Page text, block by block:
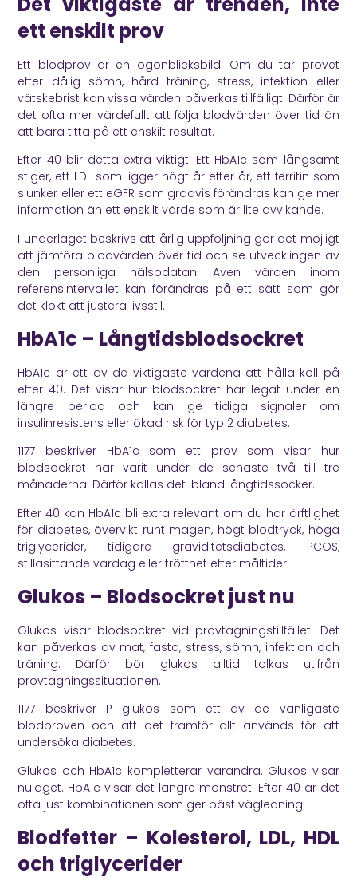
ett enskilt prov
Ett blodprov är en ögonblicksbild. Om du tar provet
efter dålig sömn, hård träning, stress, infektion eller
vätskebrist kan vissa värden påverkas tillfälligt. Därför är
det ofta mer värdefullt att följa blodvärden över tid än
att bara titta på ett enskilt resultat.
Efter 40 blir detta extra viktigt. Ett HbA1c som långsamt
stiger, ett LDL som ligger högt år efter år, ett ferritin som
sjunker eller ett eGFR som gradvis förändras kan ge mer
information än ett enskilt värde som är lite avvikande.
I underlaget beskrivs att årlig uppföljning gör det möjligt
att jämföra blodvärden över tid och se utvecklingen av
den personliga hälsodatan. Även värden inom
referensintervallet kan förändras på ett sätt som gör
det klokt att justera livsstil.
HbA1c – Långtidsblodsockret
HbA1c är ett av de viktigaste värdena att hålla koll på
efter 40. Det visar hur blodsockret har legat under en
längre period och kan ge tidiga signaler om
insulinresistens eller ökad risk för typ 2 diabetes.
1177 beskriver HbA1c som ett prov som visar hur
blodsockret har varit under de senaste två till tre
månaderna. Därför kallas det ibland långtidssocker.
Efter 40 kan HbA1c bli extra relevant om du har ärftlighet
för diabetes, övervikt runt magen, högt blodtryck, höga
triglycerider, tidigare graviditetsdiabetes, PCOS,
stillasittande vardag eller trötthet efter måltider.
Glukos – Blodsockret just nu
Glukos visar blodsockret vid provtagningstillfället. Det
kan påverkas av mat, fasta, stress, sömn, infektion och
träning. Därför bör glukos alltid tolkas utifrån
provtagningssituationen.
1177 beskriver P glukos som ett av de vanligaste
blodproven och att det framför allt används för att
undersöka diabetes.
Glukos och HbA1c kompletterar varandra. Glukos visar
nuläget. HbA1c visar det längre mönstret. Efter 40 är det
ofta just kombinationen som ger bäst vägledning.
Blodfetter – Kolesterol, LDL, HDL
och triglycerider